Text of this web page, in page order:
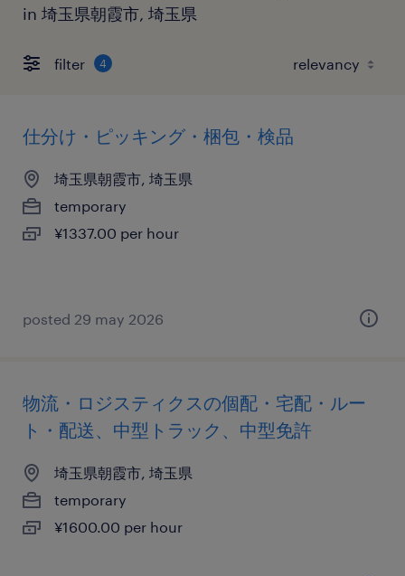
in 埼玉県朝霞市, 埼玉県
filter 4
仕分け・ピッキング・梱包・検品
埼玉県朝霞市, 埼玉県
temporary
¥1337.00 per hour
posted 29 may 2026
物流・ロジスティクスの個配・宅配・ルー
ト・配送、中型トラック、中型免許
埼玉県朝霞市, 埼玉県
temporary
¥1600.00 per hour